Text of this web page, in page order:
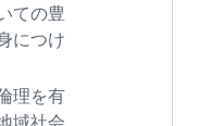
ての豊
につけ
理を有
域社会